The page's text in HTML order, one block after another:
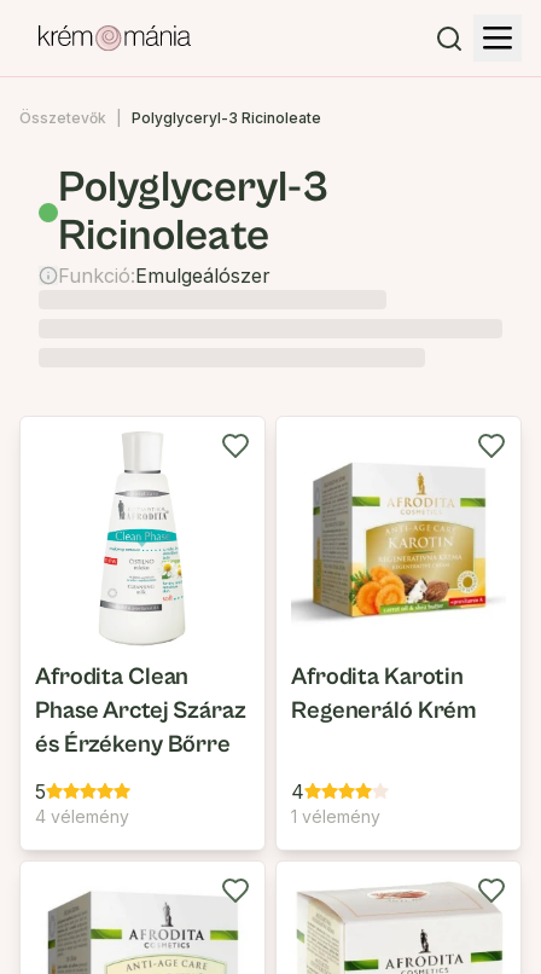
Összetevők Polyglyceryl-3 Ricinoleate
Polyglyceryl-3
Ricinoleate
Funkció:Emulgeálószer
Afrodita Clean
Phase Arctej Száraz
és Érzékeny Bőrre
5
4 vélemény
Afrodita Karotin
Regeneráló Krém
4
1 vélemény